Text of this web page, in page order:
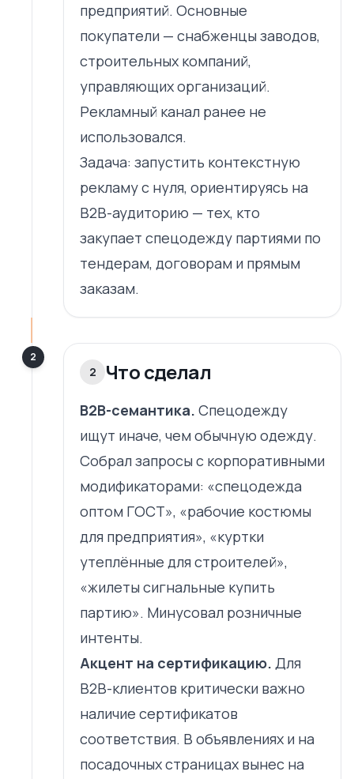
предприятий. Основные
покупатели — снабженцы заводов,
строительных компаний,
управляющих организаций.
Рекламный канал ранее не
использовался.
Задача: запустить контекстную
рекламу с нуля, ориентируясь на
B2B-аудиторию — тех, кто
закупает спецодежду партиями по
тендерам, договорам и прямым
заказам.
2
2 Что сделал
B2B-семантика. Спецодежду
ищут иначе, чем обычную одежду.
Собрал запросы с корпоративными
модификаторами: «спецодежда
оптом ГОСТ», «рабочие костюмы
для предприятия», «куртки
утеплённые для строителей»,
«жилеты сигнальные купить
партию». Минусовал розничные
интенты.
Акцент на сертификацию. Для
B2B-клиентов критически важно
наличие сертификатов
соответствия. В объявлениях и на
посадочных страницах вынес на